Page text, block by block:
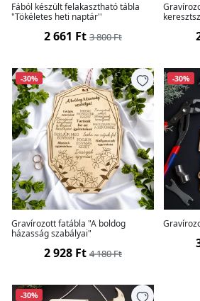
Fából készült felakasztható tábla
"Tökéletes heti naptár''
2 661 Ft 3 800 Ft
-30%
Gravírozott fatábla "A boldog
házasság szabályai"
2 928 Ft 4 180 Ft
-30%
-30%